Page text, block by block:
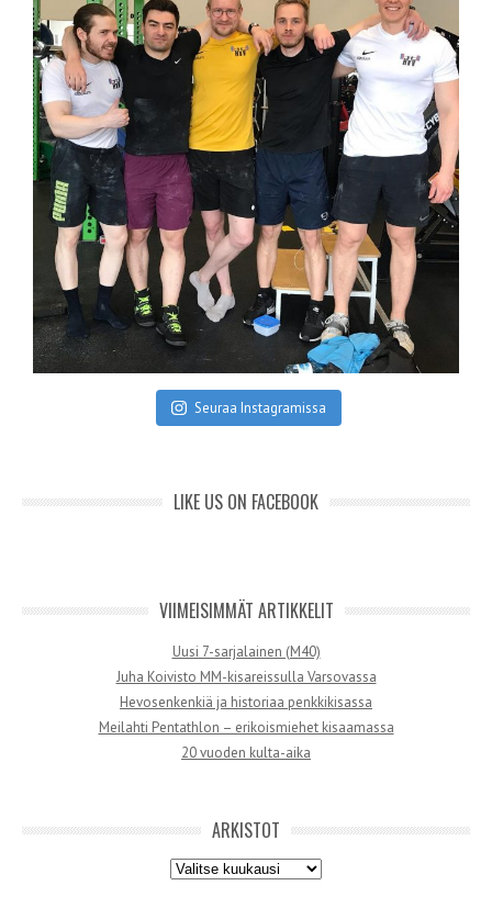
Seuraa Instagramissa
LIKE US ON FACEBOOK
VIIMEISIMMÄT ARTIKKELIT
Uusi 7-sarjalainen (M40)
Juha Koivisto MM-kisareissulla Varsovassa
Hevosenkenkiä ja historiaa penkkikisassa
Meilahti Pentathlon – erikoismiehet kisaamassa
20 vuoden kulta-aika
ARKISTOT
Arkistot